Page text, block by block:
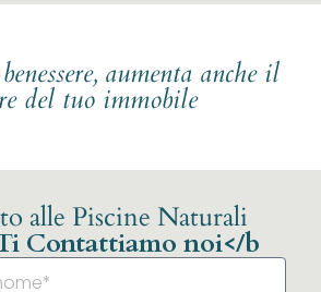
aumenta anche il
del tuo immobile
alle Piscine Naturali
Contattiamo noi</b